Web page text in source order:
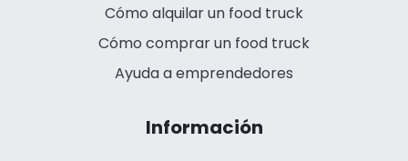
Cómo alquilar un food truck
Cómo comprar un food truck
Ayuda a emprendedores
Información